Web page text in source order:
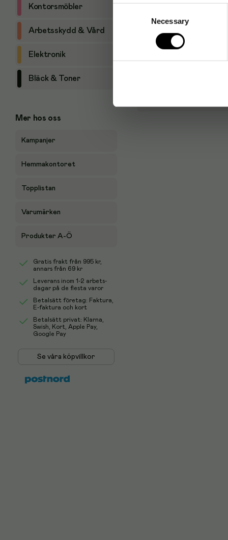
Necessary
Kontorsmöbler
Arbetsskydd & Vård
Elektronik
Bläck & Toner
Mer hos oss
Kampanjer
Hemmakontoret
Topplistan
Varumärken
Produkter A-Ö
Gratis frakt från 995 kr,
annars från 69 kr
Leverans inom 1-2 arbets-
dagar på de flesta varor
Betalsätt företag: Faktura,
E-faktura och kort
Betalsätt privat: Klarna,
Swish, Kort, Apple Pay,
Google Pay
Se våra köpvillkor